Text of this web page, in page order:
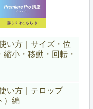
い方｜サイズ・位
縮小・移動・回転・
い方｜テロップ
）編